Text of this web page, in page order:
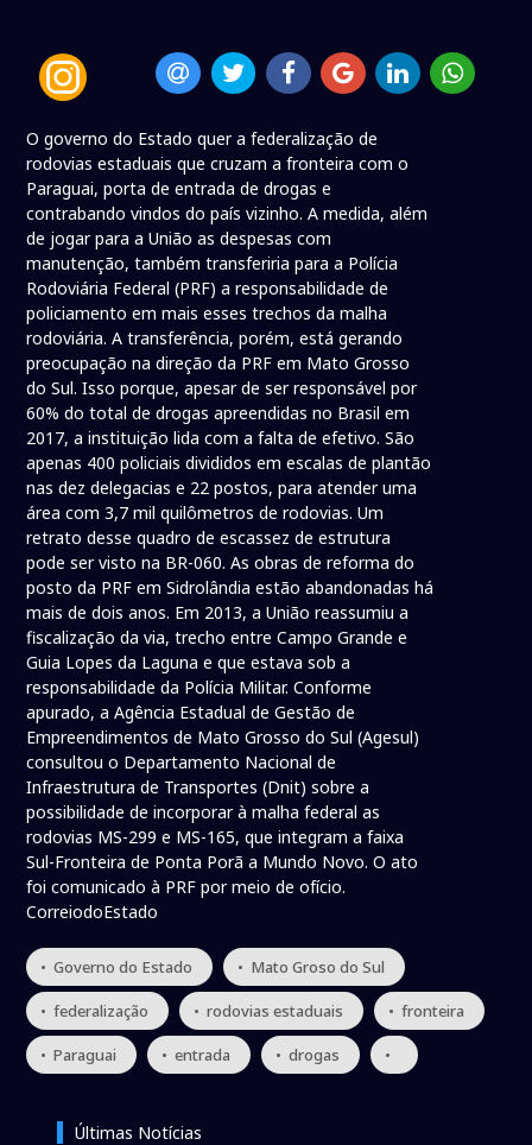
O governo do Estado quer a federalização de
rodovias estaduais que cruzam a fronteira com o
Paraguai, porta de entrada de drogas e
contrabando vindos do país vizinho. A medida, além
de jogar para a União as despesas com
manutenção, também transferiria para a Polícia
Rodoviária Federal (PRF) a responsabilidade de
policiamento em mais esses trechos da malha
rodoviária. A transferência, porém, está gerando
preocupação na direção da PRF em Mato Grosso
do Sul. Isso porque, apesar de ser responsável por
60% do total de drogas apreendidas no Brasil em
2017, a instituição lida com a falta de efetivo. São
apenas 400 policiais divididos em escalas de plantão
nas dez delegacias e 22 postos, para atender uma
área com 3,7 mil quilômetros de rodovias. Um
retrato desse quadro de escassez de estrutura
pode ser visto na BR-060. As obras de reforma do
posto da PRF em Sidrolândia estão abandonadas há
mais de dois anos. Em 2013, a União reassumiu a
fiscalização da via, trecho entre Campo Grande e
Guia Lopes da Laguna e que estava sob a
responsabilidade da Polícia Militar. Conforme
apurado, a Agência Estadual de Gestão de
Empreendimentos de Mato Grosso do Sul (Agesul)
consultou o Departamento Nacional de
Infraestrutura de Transportes (Dnit) sobre a
possibilidade de incorporar à malha federal as
rodovias MS-299 e MS-165, que integram a faixa
Sul-Fronteira de Ponta Porã a Mundo Novo. O ato
foi comunicado à PRF por meio de ofício.
CorreiodoEstado
• Governo do Estado • Mato Groso do Sul
• federalização • rodovias estaduais • fronteira
• Paraguai • entrada • drogas •
Últimas Notícias